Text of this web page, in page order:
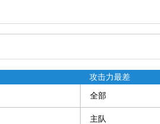
攻击力最差
全部
主队